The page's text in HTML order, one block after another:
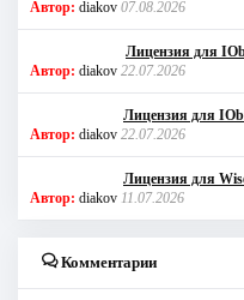
Автор: diakov 07.08.2026
Лицензия для
Автор: diakov 22.07.2026
Лицензия для
Автор: diakov 22.07.2026
Лицензия для
Автор: diakov 11.07.2026
Комментарии